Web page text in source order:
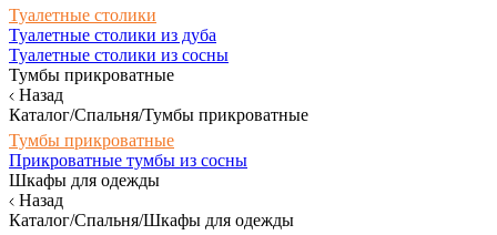
Туалетные столики
Туалетные столики из дуба
Туалетные столики из сосны
Тумбы прикроватные
Назад
Каталог/Спальня/Тумбы прикроватные
Тумбы прикроватные
Прикроватные тумбы из сосны
Шкафы для одежды
Назад
Каталог/Спальня/Шкафы для одежды